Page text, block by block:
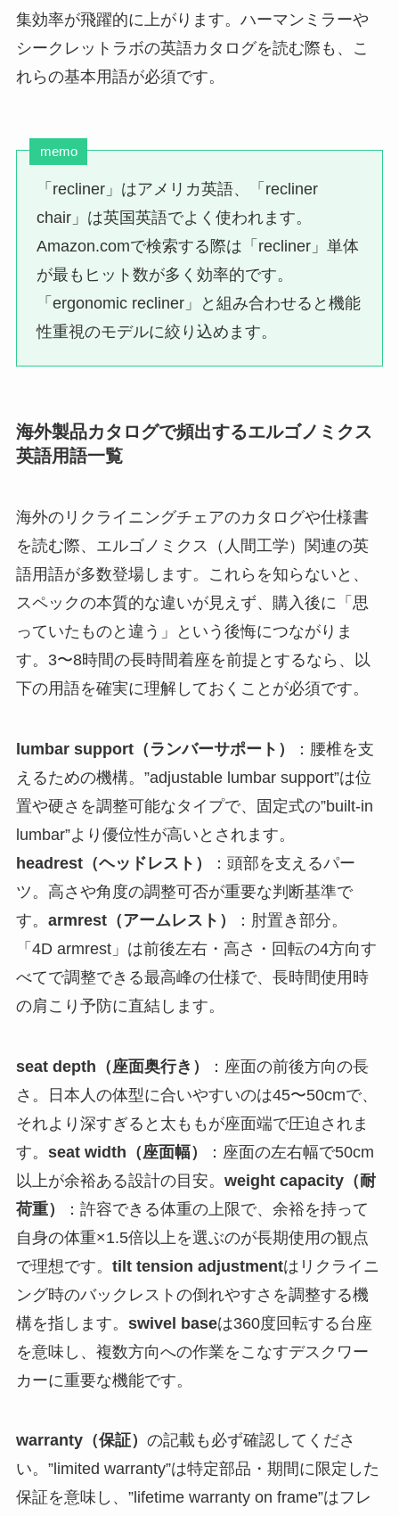
集効率が飛躍的に上がります。ハーマンミラーや
シークレットラボの英語カタログを読む際も、こ
れらの基本用語が必須です。
memo
「recliner」はアメリカ英語、「recliner
chair」は英国英語でよく使われます。
Amazon.comで検索する際は「recliner」単体
が最もヒット数が多く効率的です。
「ergonomic recliner」と組み合わせると機能
性重視のモデルに絞り込めます。
海外製品カタログで頻出するエルゴノミクス
英語用語一覧
海外のリクライニングチェアのカタログや仕様書
を読む際、エルゴノミクス（人間工学）関連の英
語用語が多数登場します。これらを知らないと、
スペックの本質的な違いが見えず、購入後に「思
っていたものと違う」という後悔につながりま
す。3〜8時間の長時間着座を前提とするなら、以
下の用語を確実に理解しておくことが必須です。
lumbar support（ランバーサポート）
：腰椎を支
えるための機構。”adjustable lumbar support”は位
置や硬さを調整可能なタイプで、固定式の”built-in
lumbar”より優位性が高いとされます。
headrest（ヘッドレスト）
：頭部を支えるパー
ツ。高さや角度の調整可否が重要な判断基準で
す。 armrest（アームレスト）
：肘置き部分。
「4D armrest」は前後左右・高さ・回転の4方向す
べてで調整できる最高峰の仕様で、長時間使用時
の肩こり予防に直結します。
seat depth（座面奥行き）
：座面の前後方向の長
さ。日本人の体型に合いやすいのは45〜50cmで、
それより深すぎると太ももが座面端で圧迫されま
す。 seat width（座面幅）
：座面の左右幅で50cm
以上が余裕ある設計の目安。 weight capacity（耐
荷重）
：許容できる体重の上限で、余裕を持って
自身の体重×1.5倍以上を選ぶのが長期使用の観点
で理想です。 tilt tension adjustmentはリクライニ
ング時のバックレストの倒れやすさを調整する機
構を指します。 swivel baseは360度回転する台座
を意味し、複数方向への作業をこなすデスクワー
カーに重要な機能です。
warranty（保証） の記載も必ず確認してくださ
い。”limited warranty”は特定部品・期間に限定した
保証を意味し、”lifetime warranty on frame”はフレ